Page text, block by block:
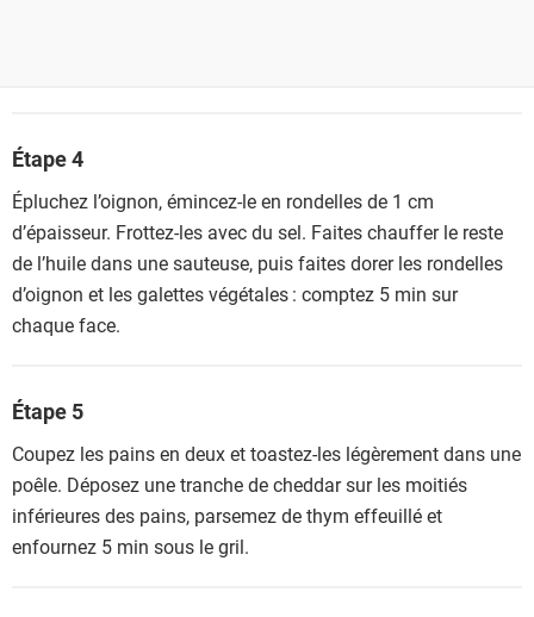
Étape 4
Épluchez l’oignon, émincez-le en rondelles de 1 cm
d’épaisseur. Frottez-les avec du sel. Faites chauffer le reste
de l’huile dans une sauteuse, puis faites dorer les rondelles
d’oignon et les galettes végétales : comptez 5 min sur
chaque face.
Étape 5
Coupez les pains en deux et toastez-les légèrement dans une
poêle. Déposez une tranche de cheddar sur les moitiés
inférieures des pains, parsemez de thym effeuillé et
enfournez 5 min sous le gril.